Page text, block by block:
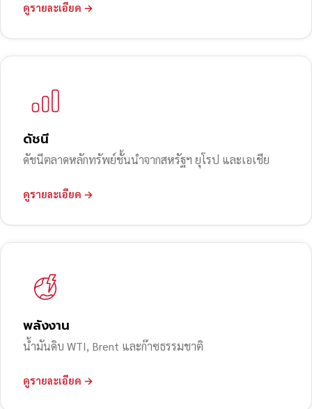
ดูรายละเอียด →
ดัชนี
ดัชนีตลาดหลักทรัพย์ชั้นนำจากสหรัฐฯ ยุโรป และเอเชีย
ดูรายละเอียด →
พลังงาน
น้ำมันดิบ WTI, Brent และก๊าซธรรมชาติ
ดูรายละเอียด →